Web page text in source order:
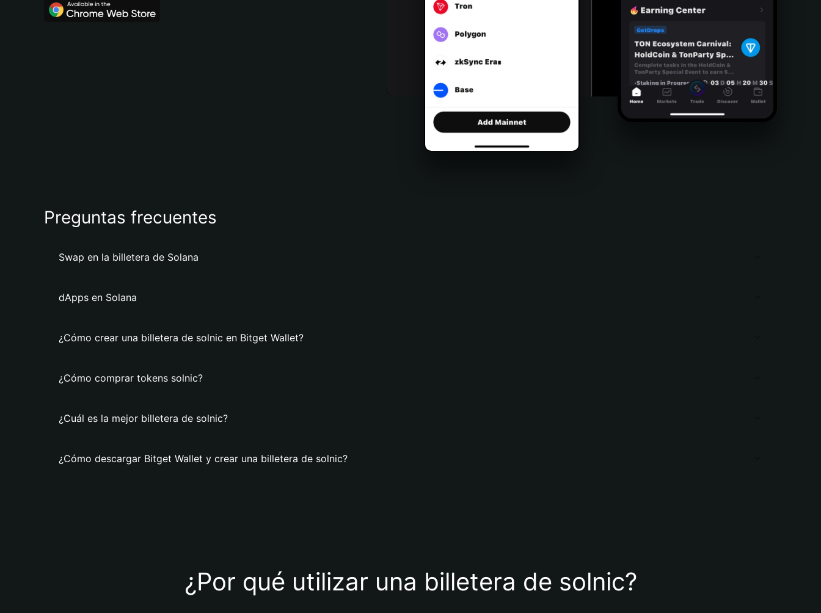
Preguntas frecuentes
Swap en la billetera de Solana
dApps en Solana
¿Cómo crear una billetera de solnic en Bitget Wallet?
¿Cómo comprar tokens solnic?
¿Cuál es la mejor billetera de solnic?
¿Cómo descargar Bitget Wallet y crear una billetera de solnic?
¿Por qué utilizar una billetera de solnic?